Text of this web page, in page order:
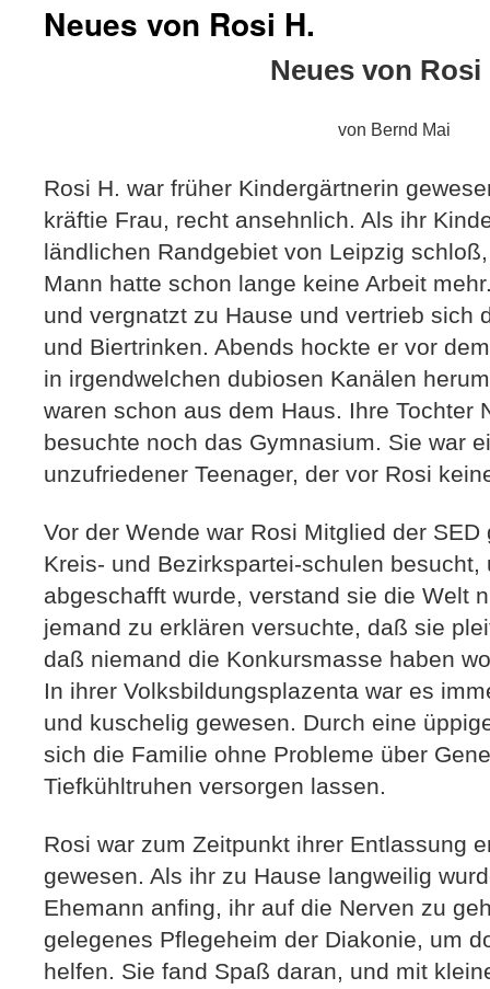
Neues von Rosi H.
Neues von Rosi
von Bernd Mai
Rosi H. war früher Kindergärtnerin
kräftie Frau, recht ansehnlich. Als ihr
ländlichen Randgebiet von Leipzig
Mann hatte schon lange keine Arbeit
und vergnatzt zu Hause und vertrieb sich
und Biertrinken. Abends hockte er vor
in irgendwelchen dubiosen Kanälen
waren schon aus dem Haus. Ihre Tochter
besuchte noch das Gymnasium. Sie war
unzufriedener Teenager, der vor Rosi
Vor der Wende war Rosi Mitglied der
Kreis- und Bezirkspartei-schulen besucht,
abgeschafft wurde, verstand sie die Welt
jemand zu erklären versuchte, daß sie
daß niemand die Konkursmasse haben
In ihrer Volksbildungsplazenta war es
und kuschelig gewesen. Durch eine
sich die Familie ohne Probleme über
Tiefkühltruhen versorgen lassen.
Rosi war zum Zeitpunkt ihrer Entlassung
gewesen. Als ihr zu Hause langweilig
Ehemann anfing, ihr auf die Nerven zu
gelegenes Pflegeheim der Diakonie, um
helfen. Sie fand Spaß daran, und mit